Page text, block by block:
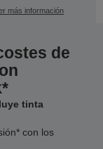
más información
de
tinta
con los